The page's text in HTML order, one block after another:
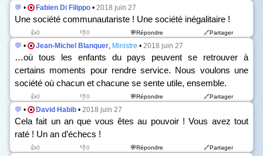
💬 • Fabien Di Filippo • 2018 juin 27
Une société communautariste ! Une société inégalitaire !
👍0 👎0 💬Répondre 🔗Partager
💬 • Jean-Michel Blanquer, Ministre • 2018 juin 27
…où tous les enfants du pays peuvent se retrouver à
certains moments pour rendre service. Nous voulons une
société où chacun et chacune se sente utile, ensemble.
👍0 👎0 💬Répondre 🔗Partager
💬 • David Habib • 2018 juin 27
Cela fait un an que vous êtes au pouvoir ! Vous avez tout
raté ! Un an d’échecs !
👍0 👎0 💬Répondre 🔗Partager